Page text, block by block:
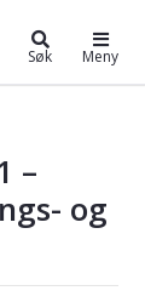
Søk Meny
–
og